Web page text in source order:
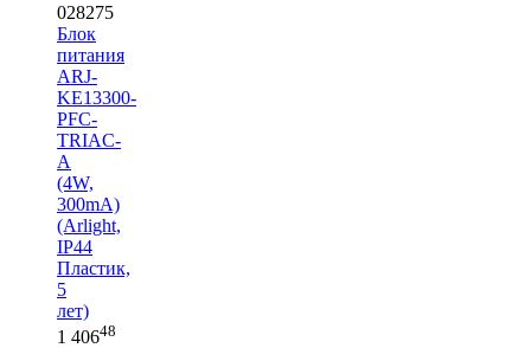
028275
Блок
питания
ARJ-
KE13300-
PFC-
TRIAC-
A
(4W,
300mA)
(Arlight,
IP44
Пластик,
5
лет)
1 40648